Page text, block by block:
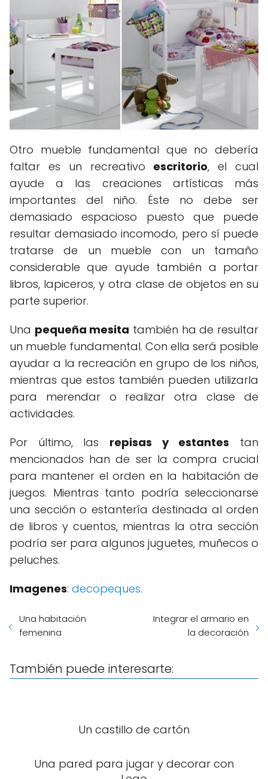
Otro mueble fundamental que no debería
faltar es un recreativo escritorio, el cual
ayude a las creaciones artísticas más
importantes del niño. Éste no debe ser
demasiado espacioso puesto que puede
resultar demasiado incomodo, pero sí puede
tratarse de un mueble con un tamaño
considerable que ayude también a portar
libros, lapiceros, y otra clase de objetos en su
parte superior.
Una pequeña mesita también ha de resultar
un mueble fundamental. Con ella será posible
ayudar a la recreación en grupo de los niños,
mientras que estos también pueden utilizarla
para merendar o realizar otra clase de
actividades.
Por último, las repisas y estantes tan
mencionados han de ser la compra crucial
para mantener el orden en la habitación de
juegos. Mientras tanto podría seleccionarse
una sección o estantería destinada al orden
de libros y cuentos, mientras la otra sección
podría ser para algunos juguetes, muñecos o
peluches.
Imagenes: decopeques.
Una habitación
femenina
Integrar el armario en
la decoración
También puede interesarte:
Un castillo de cartón
Una pared para jugar y decorar con